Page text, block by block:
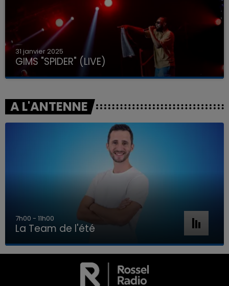
LA TEAM DE L'ÉTÉ
31 janvier 2025
GIMS "SPIDER" (LIVE)
A L'ANTENNE
7h00 - 11h00
La Team de l'été